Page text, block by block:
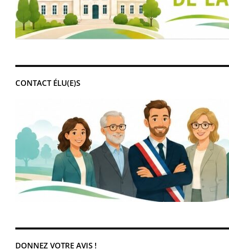
CONTACT ÉLU(E)S
DONNEZ VOTRE AVIS !